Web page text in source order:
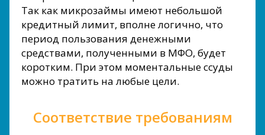
Так как микрозаймы имеют небольшой
кредитный лимит, вполне логично, что
период пользования денежными
средствами, полученными в МФО, будет
коротким. При этом моментальные ссуды
можно тратить на любые цели.
Соответствие требованиям